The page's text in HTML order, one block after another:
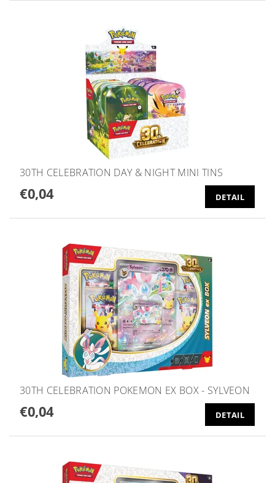
30TH CELEBRATION DAY & NIGHT MINI TINS
€0,04 DETAIL
30TH CELEBRATION POKEMON EX BOX - SYLVEON
€0,04 DETAIL